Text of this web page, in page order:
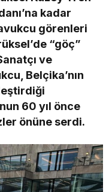
kadar
görenleri
“göç”
ve
Belçika’nın
60 yıl önce
önüne serdi.